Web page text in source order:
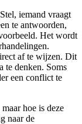
iemand vraagt
te antwoorden,
Het wordt
af te wijzen. Dit
te denken. Soms
een conflict te
hoe is deze
naar de